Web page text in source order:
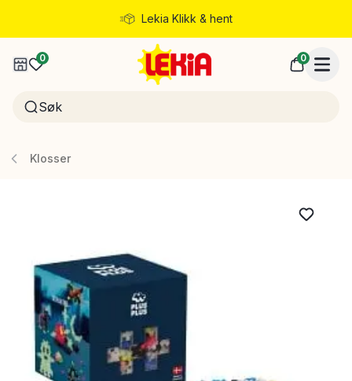
Lekia Klikk & hent
Rask levering
0 0
Klosser